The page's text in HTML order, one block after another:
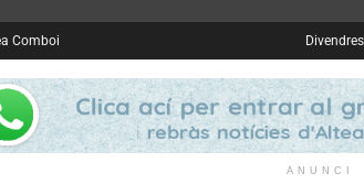
Comboi
ANUNCI